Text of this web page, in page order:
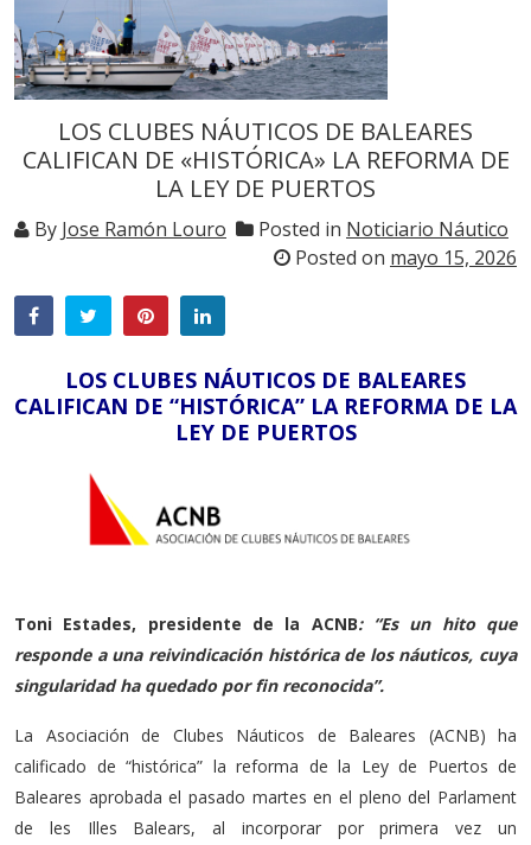
LOS CLUBES NÁUTICOS DE BALEARES
CALIFICAN DE «HISTÓRICA» LA REFORMA DE
LA LEY DE PUERTOS
By Jose Ramón Louro Posted in Noticiario Náutico
Posted on mayo 15, 2026
LOS CLUBES NÁUTICOS DE BALEARES
CALIFICAN DE “HISTÓRICA” LA REFORMA DE LA
LEY DE PUERTOS
Toni Estades, presidente de la ACNB: “Es un hito que
responde a una reivindicación histórica de los náuticos, cuya
singularidad ha quedado por fin reconocida”.
La Asociación de Clubes Náuticos de Baleares (ACNB) ha
calificado de “histórica” la reforma de la Ley de Puertos de
Baleares aprobada el pasado martes en el pleno del Parlament
de les Illes Balears, al incorporar por primera vez un